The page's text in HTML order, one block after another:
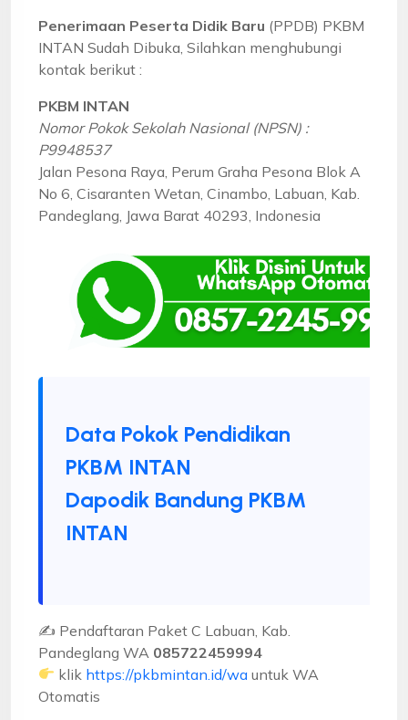
Penerimaan Peserta Didik Baru (PPDB) PKBM
INTAN Sudah Dibuka, Silahkan menghubungi
kontak berikut :
PKBM INTAN
Nomor Pokok Sekolah Nasional (NPSN) :
P9948537
Jalan Pesona Raya, Perum Graha Pesona Blok A
No 6, Cisaranten Wetan, Cinambo, Labuan, Kab.
Pandeglang, Jawa Barat 40293, Indonesia
Data Pokok Pendidikan
PKBM INTAN
Dapodik Bandung PKBM
INTAN
✍ Pendaftaran Paket C Labuan, Kab.
Pandeglang WA 085722459994
klik https://pkbmintan.id/wa untuk WA
Otomatis